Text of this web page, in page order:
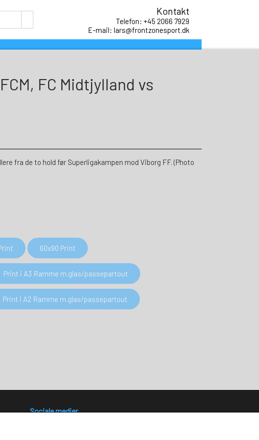
Kontakt
Telefon: +45 2066 7929
E-mail: lars@frontzonesport.dk
FC Midtjylland vs
fra de to hold før Superligakampen mod Viborg FF. (Photo
60x90 Print
Print i A3 Ramme m.glas/passepartout
Print i A2 Ramme m.glas/passepartout
Sociale medier